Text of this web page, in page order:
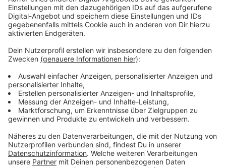
Unsere Herbst-Comedy mit Lisa Feller
Anzeige
So heißt unsere neue Serie von und mit Lisa Feller, die
uns diesen Herbst lustig machen wird. Lisa lässt dabei
kein Thema aus, das uns im Herbst begegnet. Die
oder Backen und Kürbisse schnitzen. Lisa geht täglich
mit uns locker durch den Herbst.